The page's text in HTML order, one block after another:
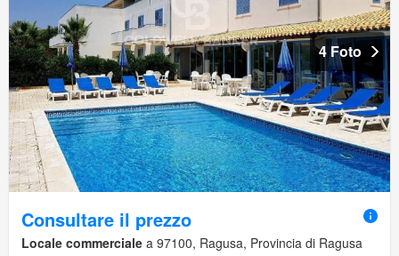
4 Foto
Consultare il prezzo
Locale commerciale a 97100, Ragusa, Provincia di Ragusa